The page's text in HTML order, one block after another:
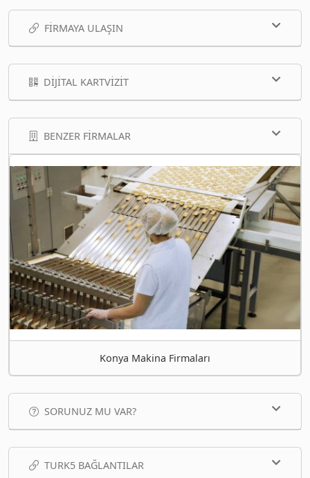
FIRMAYA ULAŞIN
DIJITAL KARTVIZIT
BENZER FIRMALAR
Konya Makina Firmaları
SORUNUZ MU VAR?
TURK5 BAĞLANTILAR